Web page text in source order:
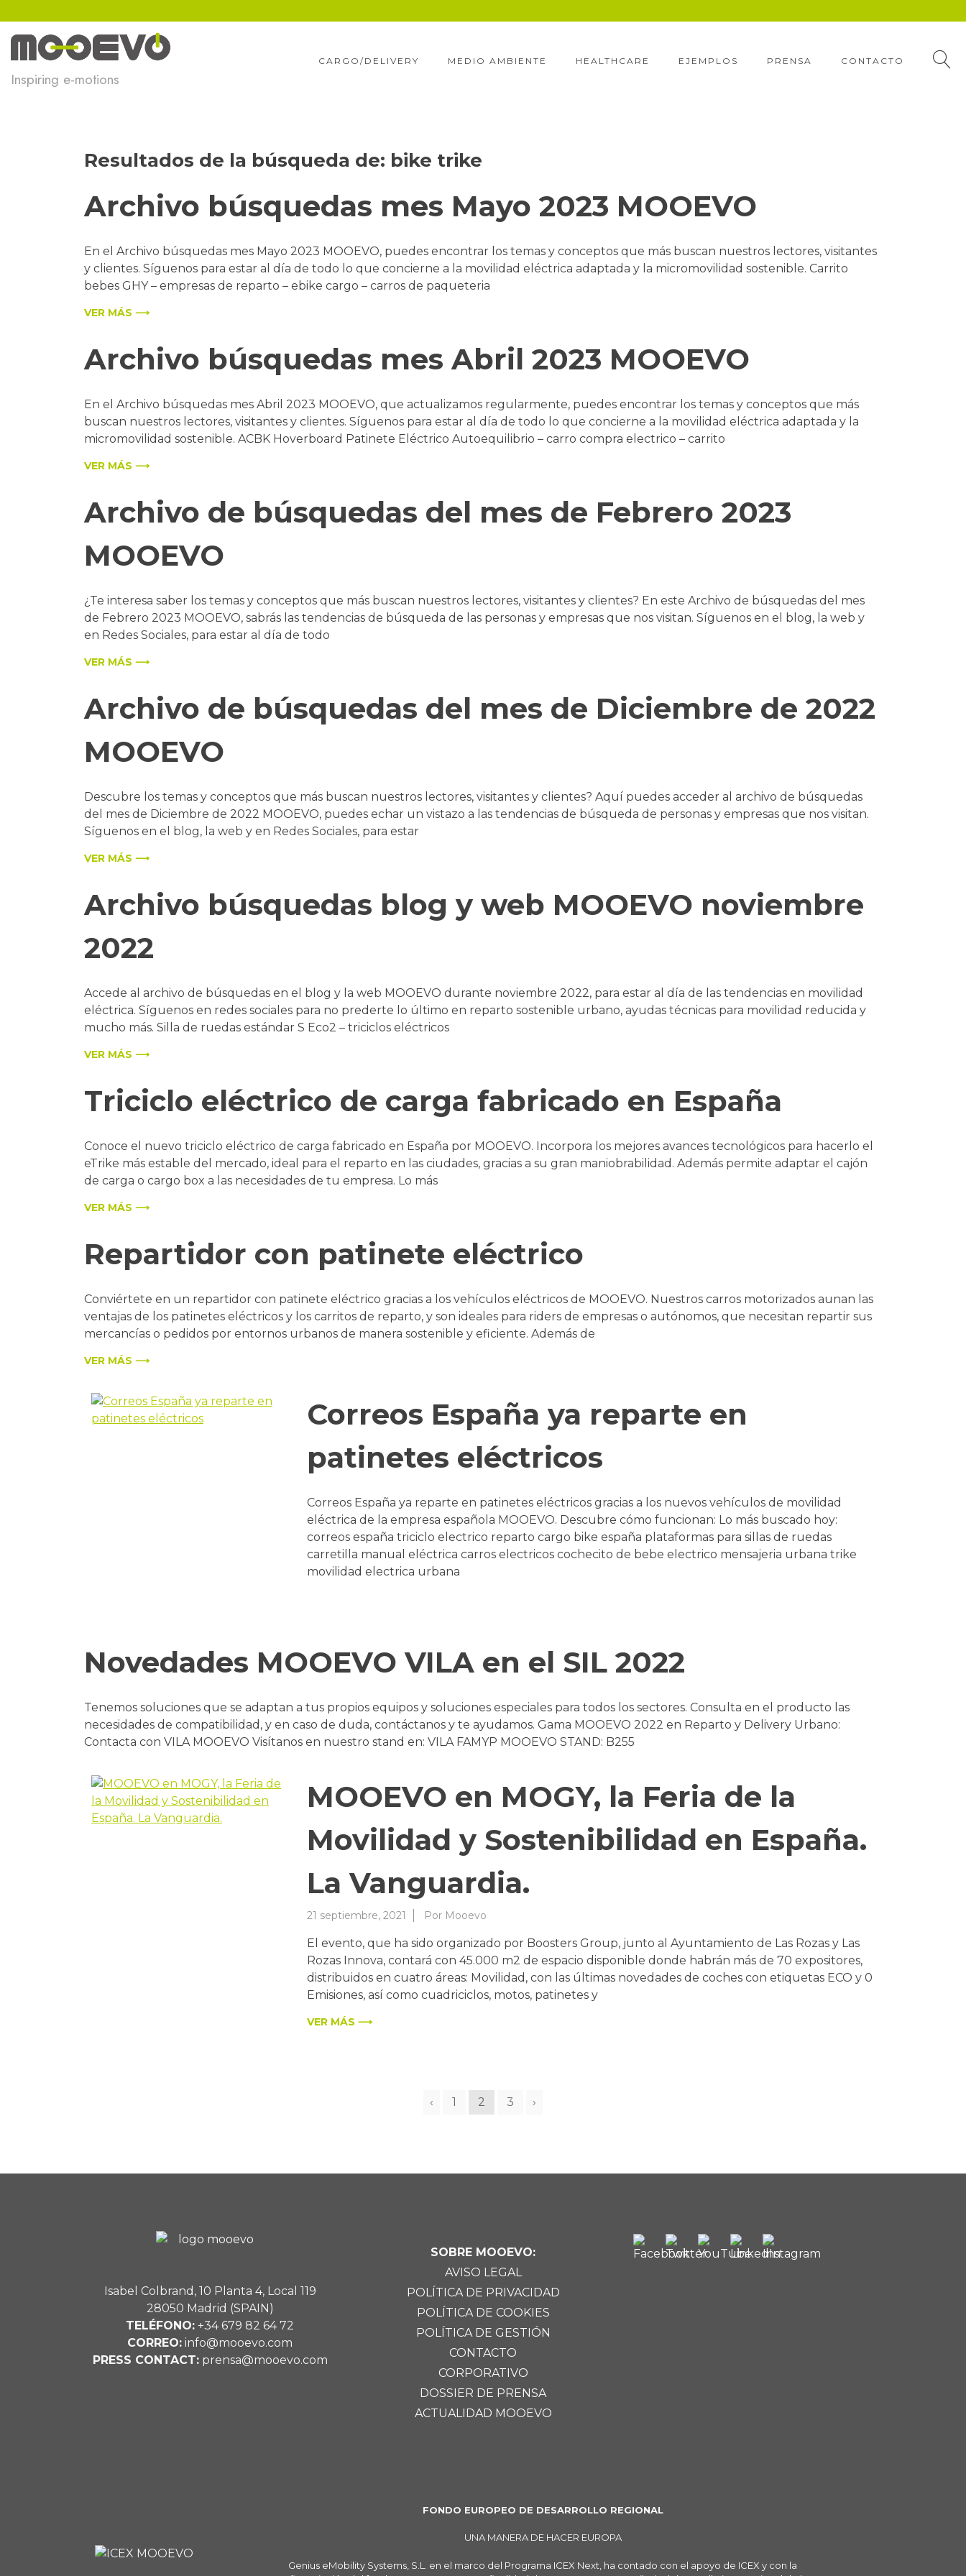
al
contenido
Inspiring e-motions
CARGO/DELIVERY MEDIO AMBIENTE HEALTHCARE EJEMPLOS PRENSA CONTACTO
Resultados de la búsqueda de: bike trike
Archivo búsquedas mes Mayo 2023 MOOEVO
En el Archivo búsquedas mes Mayo 2023 MOOEVO, puedes encontrar los temas y conceptos que más buscan nuestros lectores, visitantes
y clientes. Síguenos para estar al día de todo lo que concierne a la movilidad eléctrica adaptada y la micromovilidad sostenible. Carrito
bebes GHY – empresas de reparto – ebike cargo – carros de paqueteria
VER MÁS ⟶
Archivo búsquedas mes Abril 2023 MOOEVO
En el Archivo búsquedas mes Abril 2023 MOOEVO, que actualizamos regularmente, puedes encontrar los temas y conceptos que más
buscan nuestros lectores, visitantes y clientes. Síguenos para estar al día de todo lo que concierne a la movilidad eléctrica adaptada y la
micromovilidad sostenible. ACBK Hoverboard Patinete Eléctrico Autoequilibrio – carro compra electrico – carrito
VER MÁS ⟶
Archivo de búsquedas del mes de Febrero 2023
MOOEVO
¿Te interesa saber los temas y conceptos que más buscan nuestros lectores, visitantes y clientes? En este Archivo de búsquedas del mes
de Febrero 2023 MOOEVO, sabrás las tendencias de búsqueda de las personas y empresas que nos visitan. Síguenos en el blog, la web y
en Redes Sociales, para estar al día de todo
VER MÁS ⟶
Archivo de búsquedas del mes de Diciembre de 2022
MOOEVO
Descubre los temas y conceptos que más buscan nuestros lectores, visitantes y clientes? Aquí puedes acceder al archivo de búsquedas
del mes de Diciembre de 2022 MOOEVO, puedes echar un vistazo a las tendencias de búsqueda de personas y empresas que nos visitan.
Síguenos en el blog, la web y en Redes Sociales, para estar
VER MÁS ⟶
Archivo búsquedas blog y web MOOEVO noviembre
2022
Accede al archivo de búsquedas en el blog y la web MOOEVO durante noviembre 2022, para estar al día de las tendencias en movilidad
eléctrica. Síguenos en redes sociales para no prederte lo último en reparto sostenible urbano, ayudas técnicas para movilidad reducida y
mucho más. Silla de ruedas estándar S Eco2 – triciclos eléctricos
VER MÁS ⟶
Triciclo eléctrico de carga fabricado en España
Conoce el nuevo triciclo eléctrico de carga fabricado en España por MOOEVO. Incorpora los mejores avances tecnológicos para hacerlo el
eTrike más estable del mercado, ideal para el reparto en las ciudades, gracias a su gran maniobrabilidad. Además permite adaptar el cajón
de carga o cargo box a las necesidades de tu empresa. Lo más
VER MÁS ⟶
Repartidor con patinete eléctrico
Conviértete en un repartidor con patinete eléctrico gracias a los vehículos eléctricos de MOOEVO. Nuestros carros motorizados aunan las
ventajas de los patinetes eléctricos y los carritos de reparto, y son ideales para riders de empresas o autónomos, que necesitan repartir sus
mercancías o pedidos por entornos urbanos de manera sostenible y eficiente. Además de
VER MÁS ⟶
Correos España ya reparte en
patinetes eléctricos
Correos España ya reparte en patinetes eléctricos gracias a los nuevos vehículos de movilidad
eléctrica de la empresa española MOOEVO. Descubre cómo funcionan: Lo más buscado hoy:
correos españa triciclo electrico reparto cargo bike españa plataformas para sillas de ruedas
carretilla manual eléctrica carros electricos cochecito de bebe electrico mensajeria urbana trike
movilidad electrica urbana
Novedades MOOEVO VILA en el SIL 2022
Tenemos soluciones que se adaptan a tus propios equipos y soluciones especiales para todos los sectores. Consulta en el producto las
necesidades de compatibilidad, y en caso de duda, contáctanos y te ayudamos. Gama MOOEVO 2022 en Reparto y Delivery Urbano:
Contacta con VILA MOOEVO Visítanos en nuestro stand en: VILA FAMYP MOOEVO STAND: B255
MOOEVO en MOGY, la Feria de la
Movilidad y Sostenibilidad en España.
La Vanguardia.
21 septiembre, 2021 Por Mooevo
El evento, que ha sido organizado por Boosters Group, junto al Ayuntamiento de Las Rozas y Las
Rozas Innova, contará con 45.000 m2 de espacio disponible donde habrán más de 70 expositores,
distribuidos en cuatro áreas: Movilidad, con las últimas novedades de coches con etiquetas ECO y 0
Emisiones, así como cuadriciclos, motos, patinetes y
VER MÁS ⟶
‹ 1 2 3 ›
Isabel Colbrand, 10 Planta 4, Local 119
28050 Madrid (SPAIN)
TELÉFONO: +34 679 82 64 72
CORREO: info@mooevo.com
PRESS CONTACT:prensa@mooevo.com
SOBRE MOOEVO:
AVISO LEGAL
POLÍTICA DE PRIVACIDAD
POLÍTICA DE COOKIES
POLÍTICA DE GESTIÓN
CONTACTO
CORPORATIVO
DOSSIER DE PRENSA
ACTUALIDAD MOOEVO
FONDO EUROPEO DE DESARROLLO REGIONAL
UNA MANERA DE HACER EUROPA
Genius eMobility Systems, S.L. en el marco del Programa ICEX Next, ha contado con el apoyo de ICEX y con la